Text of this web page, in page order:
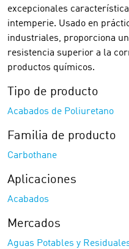
excepcionales
intemperie. Usado en
industriales, proporciona
resistencia superior a la
productos químicos.
Tipo de producto
Acabados de Poliuretano
Familia de producto
Carbothane
Aplicaciones
Acabados
Mercados
Aguas Potables y